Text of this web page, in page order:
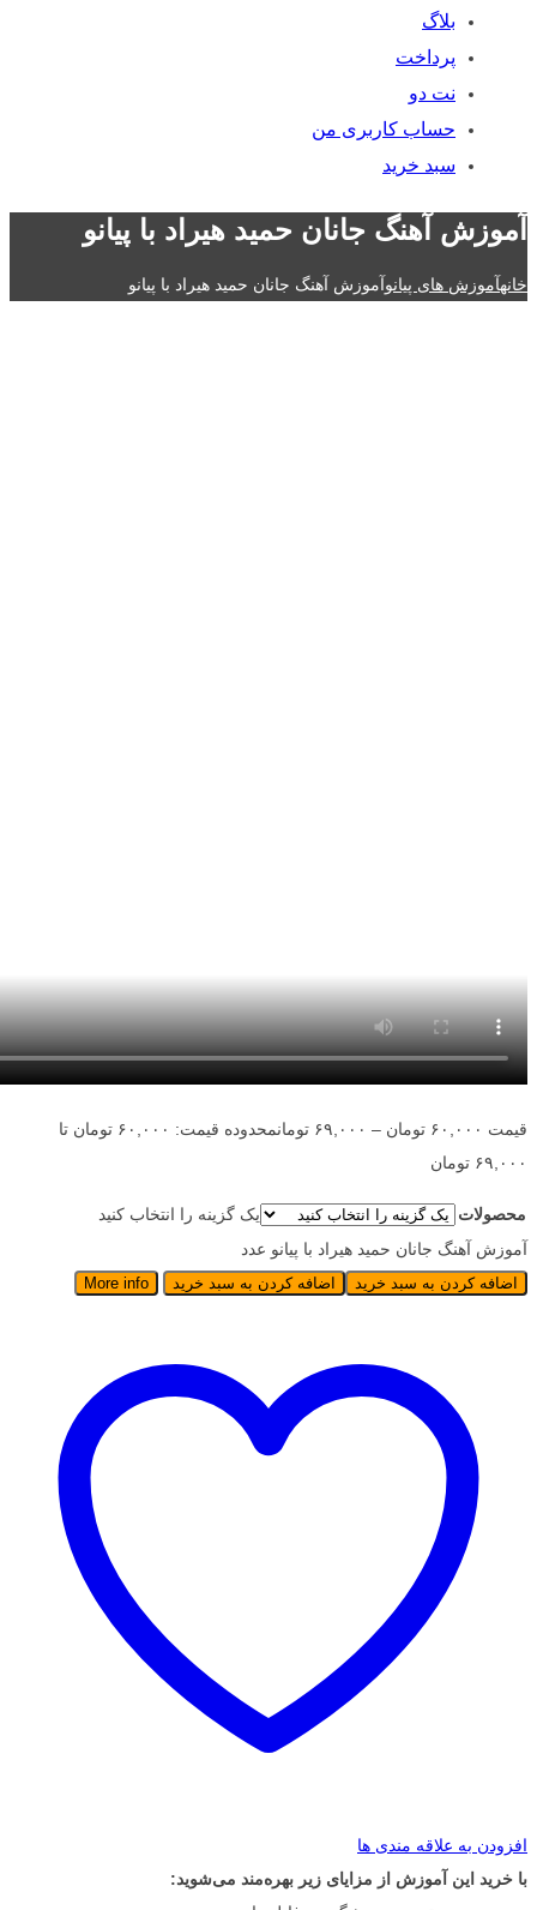
بلاگ
پرداخت
نت دو
حساب کاربری من
سبد خرید
آموزش آهنگ جانان حمید هیراد با پیانو
خانهآموزش های پیانوآموزش آهنگ جانان حمید هیراد با پیانو
قیمت ۶۰,۰۰۰ تومان – ۶۹,۰۰۰ تومان
محدوده قیمت: ۶۰,۰۰۰ تومان تا
۶۹,۰۰۰ تومان
محصولات
یک گزینه را انتخاب کنید
آموزش آهنگ جانان حمید هیراد با پیانو عدد
اضافه کردن به سبد خرید اضافه کردن به سبد خرید More info
افزودن به علاقه مندی ها
با خرید این آموزش از مزایای زیر بهره‌مند می‌شوید: